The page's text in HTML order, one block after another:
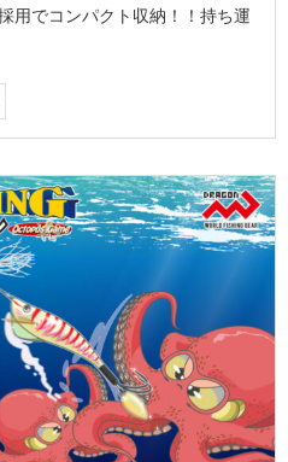
用でコンパクト収納！！持ち運